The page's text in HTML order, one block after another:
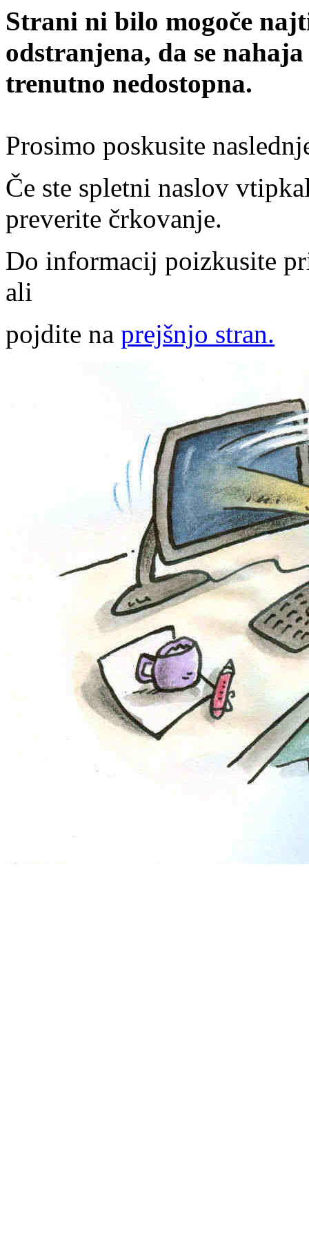
Strani ni bilo mogoče
odstranjena, da se
trenutno nedostopna.
Prosimo poskusite
Če ste spletni naslov
preverite črkovanje.
Do informacij poizkusite
ali
pojdite na prejšnjo stran.